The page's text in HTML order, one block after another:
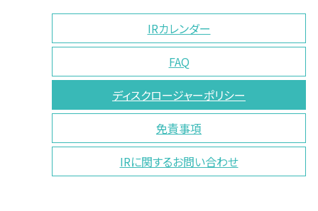
IRカレンダー
FAQ
ディスクロージャーポリシー
免責事項
IRに関するお問い合わせ